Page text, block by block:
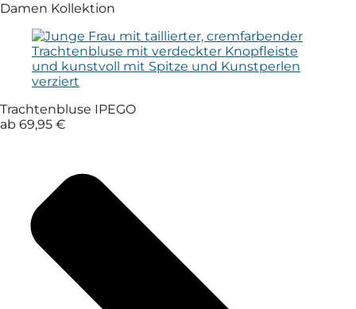
Damen Kollektion
Trachtenbluse IPEGO
ab 69,95 €